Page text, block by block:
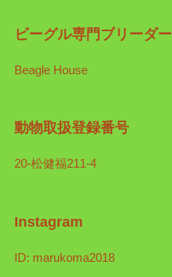
ビーグル専門ブリーダー
Beagle House
動物取扱登録番号
20-松健福211-4
Instagram
ID: marukoma2018